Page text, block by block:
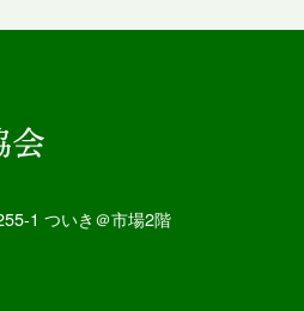
1 ついき＠市場2階